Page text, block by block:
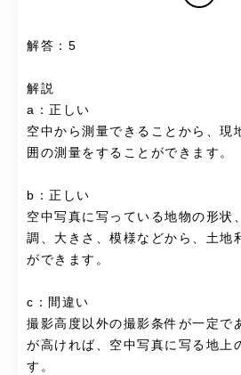
解答：5
解説
a：正しい
空中から測量できることから、現
囲の測量をすることができます。
b：正しい
空中写真に写っている地物の形状
調、大きさ、模様などから、土地
ができます。
c：間違い
撮影高度以外の撮影条件が一定で
が高ければ、空中写真に写る地上
す。